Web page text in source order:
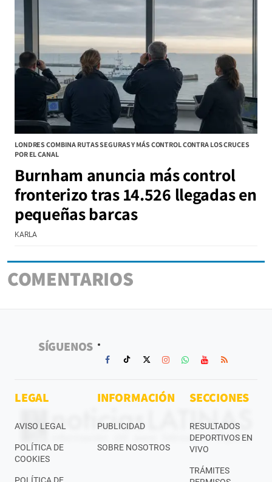
LONDRES COMBINA RUTAS SEGURAS Y MÁS CONTROL CONTRA LOS CRUCES
POR EL CANAL
Burnham anuncia más control
fronterizo tras 14.526 llegadas en
pequeñas barcas
KARLA
COMENTARIOS
SÍGUENOS
LEGAL
AVISO LEGAL
POLÍTICA DE
COOKIES
INFORMACIÓN
PUBLICIDAD
SOBRE NOSOTROS
SECCIONES
RESULTADOS
DEPORTIVOS EN
VIVO
TRÁMITES